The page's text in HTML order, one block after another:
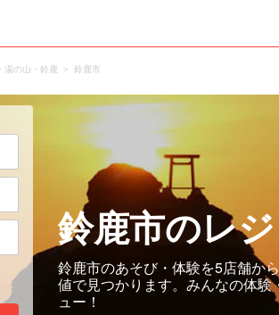
湯の山・鈴鹿 鈴鹿市
鈴鹿市のレ
鈴鹿市のあそび・体験を5店舗か
値で見つかります。みんなの体
ュー！